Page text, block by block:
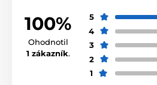
Batérie
100%
Ohodnotil
1 zákazník.
5
4
3
2
1